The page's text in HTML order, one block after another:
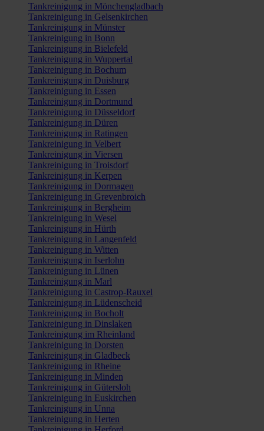
Tankreinigung in Mönchengladbach
Tankreinigung in Gelsenkirchen
Tankreinigung in Münster
Tankreinigung in Bonn
Tankreinigung in Bielefeld
Tankreinigung in Wuppertal
Tankreinigung in Bochum
Tankreinigung in Duisburg
Tankreinigung in Essen
Tankreinigung in Dortmund
Tankreinigung in Düsseldorf
Tankreinigung in Düren
Tankreinigung in Ratingen
Tankreinigung in Velbert
Tankreinigung in Viersen
Tankreinigung in Troisdorf
Tankreinigung in Kerpen
Tankreinigung in Dormagen
Tankreinigung in Grevenbroich
Tankreinigung in Bergheim
Tankreinigung in Wesel
Tankreinigung in Hürth
Tankreinigung in Langenfeld
Tankreinigung in Witten
Tankreinigung in Iserlohn
Tankreinigung in Lünen
Tankreinigung in Marl
Tankreinigung in Castrop-Rauxel
Tankreinigung in Lüdenscheid
Tankreinigung in Bocholt
Tankreinigung in Dinslaken
Tankreinigung im Rheinland
Tankreinigung in Dorsten
Tankreinigung in Gladbeck
Tankreinigung in Rheine
Tankreinigung in Minden
Tankreinigung in Gütersloh
Tankreinigung in Euskirchen
Tankreinigung in Unna
Tankreinigung in Herten